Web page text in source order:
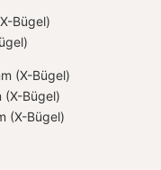
Bügel)
(X-Bügel)
(X-Bügel)
(X-Bügel)